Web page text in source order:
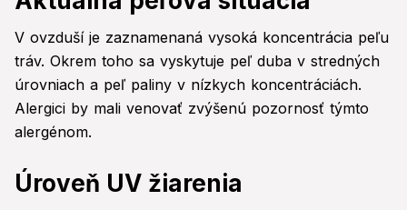
V ovzduší je zaznamenaná vysoká koncentrácia peľu
tráv. Okrem toho sa vyskytuje peľ duba v stredných
úrovniach a peľ paliny v nízkych koncentráciách.
Alergici by mali venovať zvýšenú pozornosť týmto
alergénom.
Úroveň UV žiarenia